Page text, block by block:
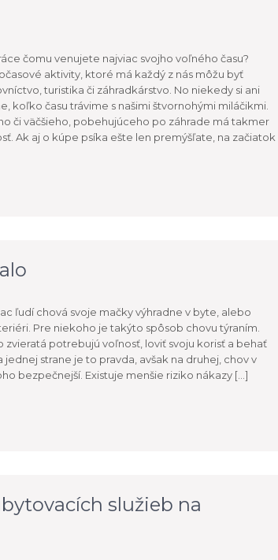
čomu venujete najviac svojho voľného času?
aktivity, ktoré má každý z nás môžu byť
turistika či záhradkárstvo. No niekedy si ani
koľko času trávime s našimi štvornohými miláčikmi.
či väčšieho, pobehujúceho po záhrade má takmer
Ak aj o kúpe psíka ešte len premýšľate, na začiatok
ľudí chová svoje mačky výhradne v byte, alebo
Pre niekoho je takýto spôsob chovu týraním.
zvieratá potrebujú voľnosť, loviť svoju korisť a behať
jednej strane je to pravda, avšak na druhej, chov v
bezpečnejší. Existuje menšie riziko nákazy […]
služieb na